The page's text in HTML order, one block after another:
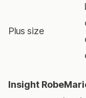
Plus size
Insight